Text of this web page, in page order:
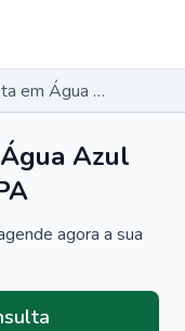
Dermatologista em Água Azul do Norte - PA
Azul
agora a sua